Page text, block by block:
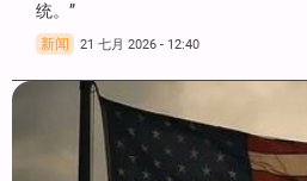
统。”
新闻 21 七月 2026 - 12:40